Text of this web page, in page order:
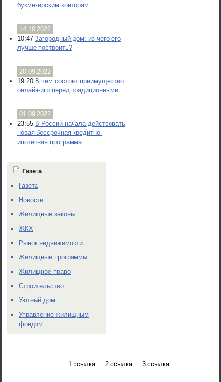
букмекерским конторам
14.10.2022
10:47 Загородный дом: из чего его
лучше построить?
20.09.2022
19:20 В чём состоит преимущество
онлайн-игр перед традиционными
01.09.2022
23:55 В России начала действовать
новая бессрочная кредитно-
ипотечная программа
Газета
Газета
Новости
Жилищные законы
ЖКХ
Рынок недвижимости
Жилищные программы
Жилищное право
Строительство
Уютный дом
Управление жилищным
фондом
1 ссылка 2 ссылка 3 ссылка